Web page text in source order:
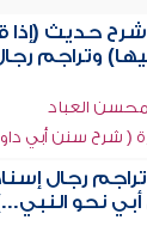
شرح حديث
وتراجم
العباد
سنن أبي داود
تراجم رجال
نحو